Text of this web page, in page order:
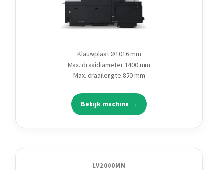
Klauwplaat Ø1016 mm
Max. draaidiameter 1400 mm
Max. draailengte 850 mm
Bekijk machine →
LV2000MM